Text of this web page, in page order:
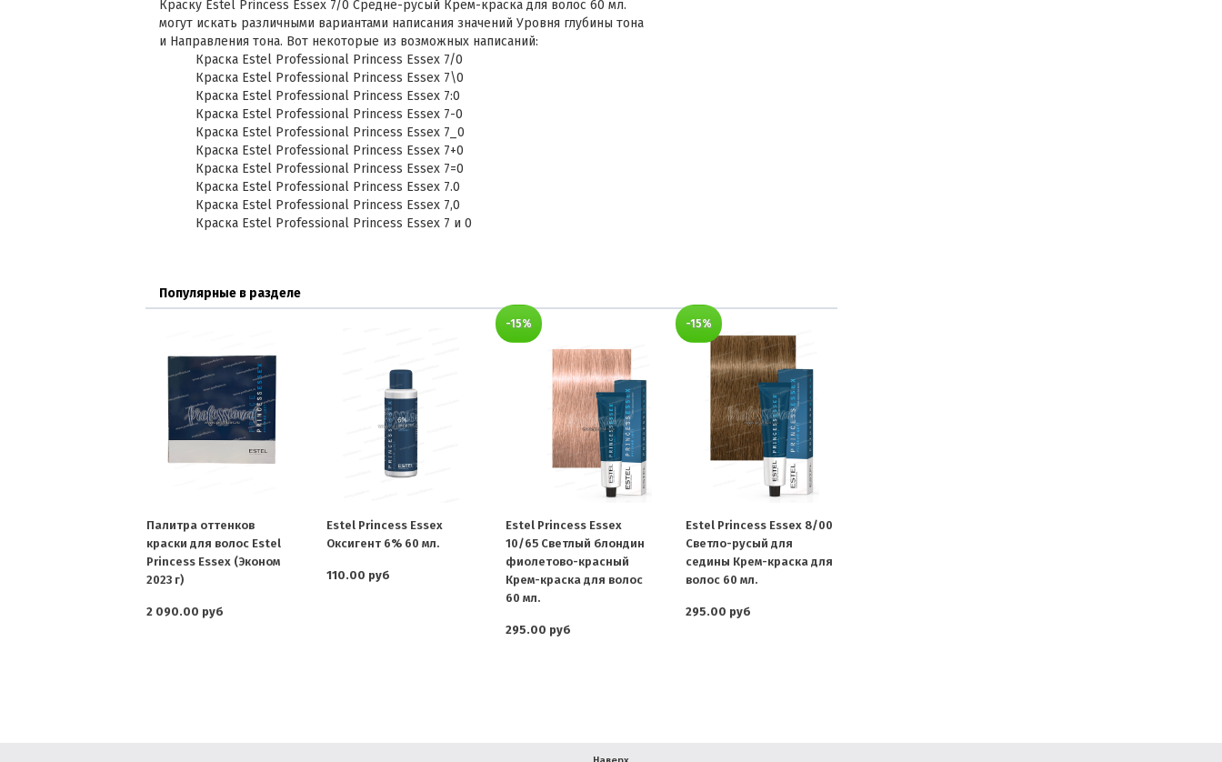
Краску Estel Princess Essex 7/0 Средне-русый Крем-краска для волос 60 мл.
могут искать различными вариантами написания значений Уровня глубины тона
и Направления тона. Вот некоторые из возможных написаний:
Краска Estel Professional Princess Essex 7/0
Краска Estel Professional Princess Essex 7\0
Краска Estel Professional Princess Essex 7:0
Краска Estel Professional Princess Essex 7-0
Краска Estel Professional Princess Essex 7_0
Краска Estel Professional Princess Essex 7+0
Краска Estel Professional Princess Essex 7=0
Краска Estel Professional Princess Essex 7.0
Краска Estel Professional Princess Essex 7,0
Краска Estel Professional Princess Essex 7 и 0
Популярные в разделе
Палитра оттенков
краски для волос Estel
Princess Essex (Эконом
2023 г)
2 090.00 руб
Estel Princess Essex
Оксигент 6% 60 мл.
110.00 руб
-15%
Estel Princess Essex
10/65 Светлый блондин
фиолетово-красный
Крем-краска для волос
60 мл.
295.00 руб
-15%
Estel Princess Essex 8/00
Светло-русый для
седины Крем-краска для
волос 60 мл.
295.00 руб